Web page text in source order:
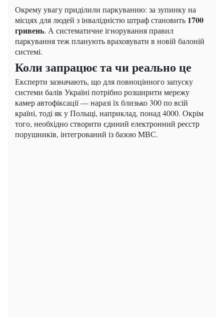
Окрему увагу приділили паркуванню: за зупинку на
місцях для людей з інвалідністю штраф становить 1700
гривень. А систематичне ігнорування правил
паркування теж планують враховувати в новій балоній
системі.
Коли запрацює та чи реально це
Експерти зазначають, що для повноцінного запуску
системи балів Україні потрібно розширити мережу
камер автофіксації — наразі їх близько 300 по всій
країні, тоді як у Польщі, наприклад, понад 4000. Окрім
того, необхідно створити єдиний електронний реєстр
порушників, інтегрований із базою МВС.